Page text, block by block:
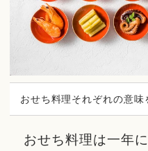
おせち料理それぞれの意味
おせち料理は一年に